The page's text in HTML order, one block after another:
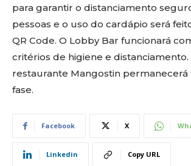
para garantir o distanciamento
pessoas e o uso do cardápio será
QR Code. O Lobby Bar funcionará
critérios de higiene e distanciamento.
restaurante Mangostin permanecerá
fase.
Facebook X
Linkedin Copy URL